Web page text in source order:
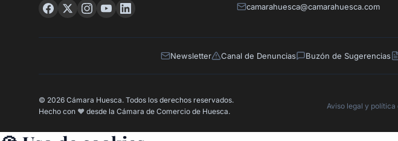
camarahuesca@camarahuesca.com
Newsletter Canal de Denuncias Buzón de Sugerencias
© 2026 Cámara Huesca. Todos los derechos reservados.
Hecho con ❤️ desde la Cámara de Comercio de Huesca.
Aviso legal y